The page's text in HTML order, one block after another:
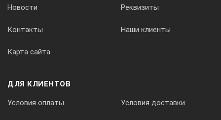
Новости Реквизиты
Контакты Наши клиенты
Карта сайта
ДЛЯ КЛИЕНТОВ
Условия оплаты Условия доставки